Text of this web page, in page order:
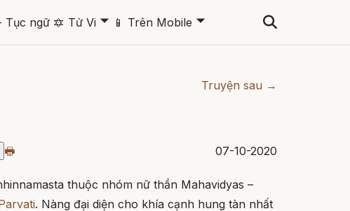
Tục ngữ 🔯 Tử Vi 🞃 📱 Trên Mobile 🞃
Truyện sau →
🖶 07-10-2020
thuộc nhóm nữ thần Mahavidyas –
. Nàng đại diện cho khía cạnh hung tàn nhất